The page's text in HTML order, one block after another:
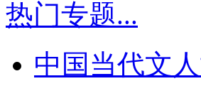
热门专题...
中国当代文